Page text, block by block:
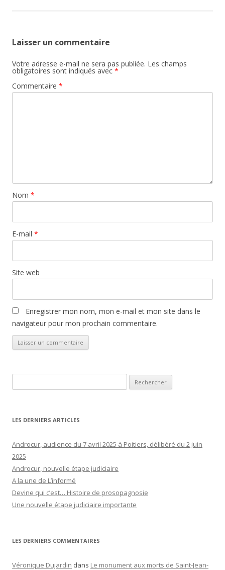
Laisser un commentaire
Votre adresse e-mail ne sera pas publiée. Les champs
obligatoires sont indiqués avec *
Commentaire *
Nom *
E-mail *
Site web
Enregistrer mon nom, mon e-mail et mon site dans le
navigateur pour mon prochain commentaire.
LES DERNIERS ARTICLES
Androcur, audience du 7 avril 2025 à Poitiers, délibéré du 2 juin
2025
Androcur, nouvelle étape judiciaire
A la une de L’informé
Devine qui c’est… Histoire de prosopagnosie
Une nouvelle étape judiciaire importante
LES DERNIERS COMMENTAIRES
Véronique Dujardin dans Le monument aux morts de Saint-Jean-